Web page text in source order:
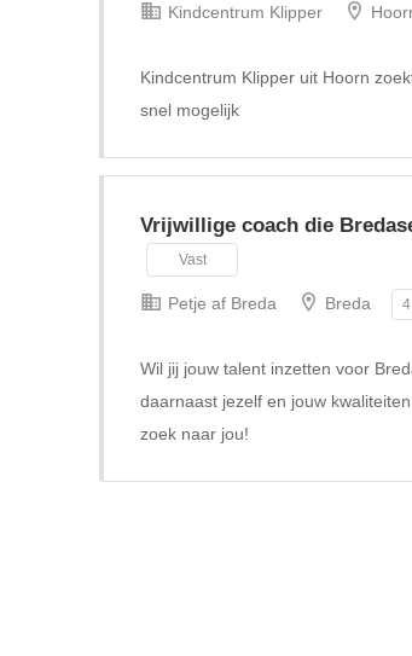
Kindcentrum Klipper
Kindcentrum Klipper uit Hoorn
snel mogelijk
Vrijwillige coach die
Vast
Petje af Breda Breda
Wil jij jouw talent inzetten voor
daarnaast jezelf en jouw
zoek naar jou!